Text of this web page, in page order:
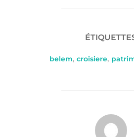
belem, croisiere,
AUTEUR DE LA